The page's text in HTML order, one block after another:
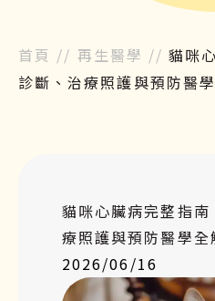
首頁 // 再生醫學 //貓咪
診斷、治療照護與預防醫
貓咪心臟病完整指
療照護與預防醫學全
2026/06/16